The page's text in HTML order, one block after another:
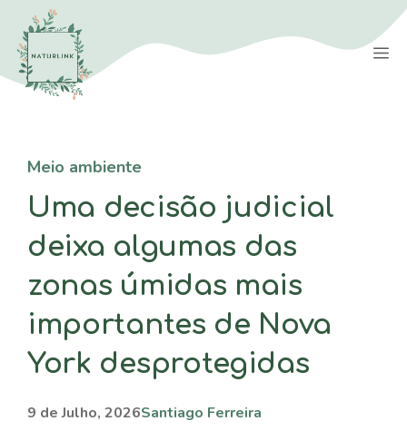
Saltar
para
conteúdo
Meio ambiente
Uma decisão judicial
deixa algumas das
zonas úmidas mais
importantes de Nova
York desprotegidas
9 de Julho, 2026Santiago Ferreira